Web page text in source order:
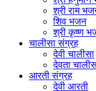
श्री राम
शिव भजन
श्री कृष्ण
चालीसा संग्रह
देवी चालीसा
देवता
आरती संग्रह
देवी आरती